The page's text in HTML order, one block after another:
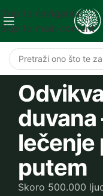
Skip to navigation
Skip to main content
duvana
lečenje
putem
Skoro 500.000